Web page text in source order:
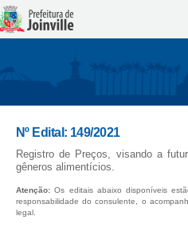
Nº Edital: 149/2021
Registro de Preços, visando a
gêneros alimentícios.
Atenção: Os editais abaixo disponíveis
responsabilidade do consulente, o
legal.